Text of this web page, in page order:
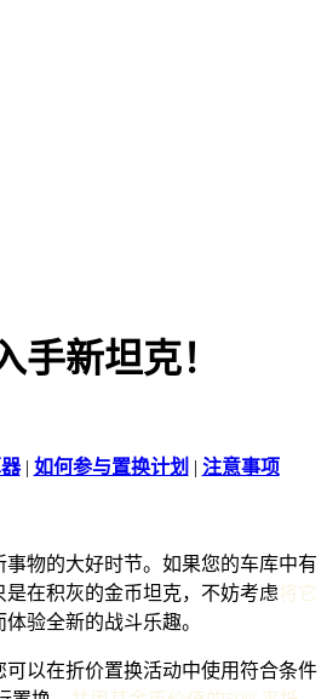
手新坦克！
| 如何参与置换计划 | 注意事项
物的大好时节。如果您的车库中有
在积灰的金币坦克，不妨考虑将它
体验全新的战斗乐趣。
可以在折价置换活动中使用符合条件